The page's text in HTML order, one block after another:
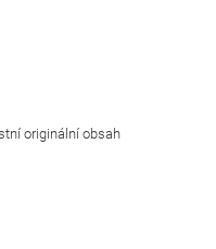
originální obsah